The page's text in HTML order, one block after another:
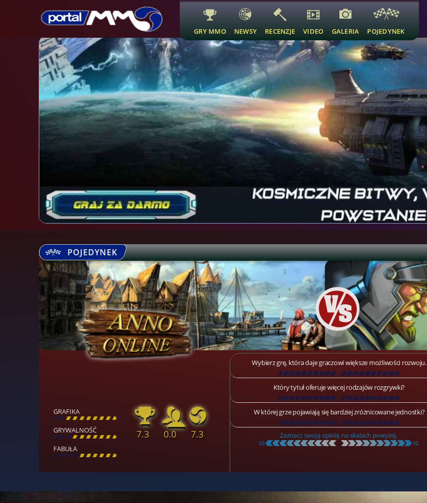
GRY MMO NEWSY RECENZJE VIDEO GALERIA POJEDYNEK
POJEDYNEK
GRAFIKA
[ \ \ \ \ \ \ \ \ ]
GRYWALNOŚĆ
[ \ \ \ \ \ \ \ \ ]
FABUŁA
[ \ \ \ \ \ \ \ \ ]
7.3 0.0 7.3
Wybierz grę, która daje graczowi większe możliwości rozwoju.
[\\\\\\\\\ \\\\\\\\\]
Który tytuł oferuje więcej rodzajów rozgrywki?
[\\\\\\\\\ \\\\\\\\\]
W której grze pojawiają się bardziej zróżnicowane jednostki?
[\\\\\\\\\ \\\\\\\\\]